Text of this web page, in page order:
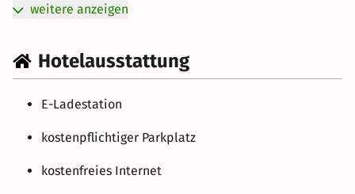
weitere anzeigen
Hotelausstattung
E-Ladestation
kostenpflichtiger Parkplatz
kostenfreies Internet